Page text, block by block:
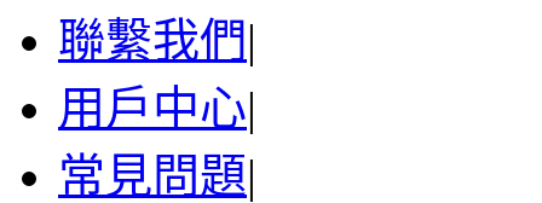
聯繫我們|
用戶中心|
常見問題|